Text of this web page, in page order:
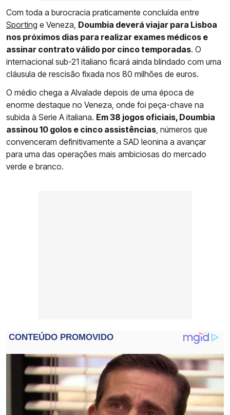
Com toda a burocracia praticamente concluída entre
Sporting e Veneza, Doumbia deverá viajar para Lisboa
nos próximos dias para realizar exames médicos e
assinar contrato válido por cinco temporadas. O
internacional sub-21 italiano ficará ainda blindado com uma
cláusula de rescisão fixada nos 80 milhões de euros.
O médio chega a Alvalade depois de uma época de
enorme destaque no Veneza, onde foi peça-chave na
subida à Serie A italiana. Em 38 jogos oficiais, Doumbia
assinou 10 golos e cinco assistências, números que
convenceram definitivamente a SAD leonina a avançar
para uma das operações mais ambiciosas do mercado
verde e branco.